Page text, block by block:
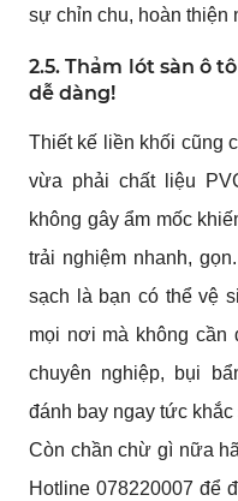
sự chỉn chu, hoàn thiện
2.5. Thảm lót sàn ô
dễ dàng!
Thiết kế liền khối cũng
vừa phải chất liệu
không gây ẩm mốc
trải nghiệm nhanh,
sạch là bạn có thể vệ
mọi nơi mà không cần
chuyên nghiệp, bụi
đánh bay ngay tức
Còn chần chừ gì nữa
Hotline 078220007 để